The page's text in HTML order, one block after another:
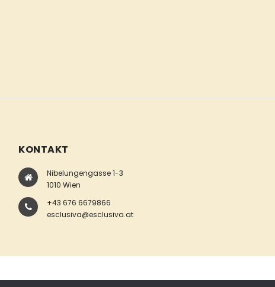
KONTAKT
Nibelungengasse 1-3
1010 Wien
+43 676 6679866
esclusiva@esclusiva.at